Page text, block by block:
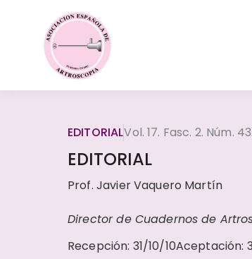
EDITORIALVol. 17. Fasc. 2. Núm.
EDITORIAL
Prof. Javier Vaquero Martín
Director de Cuadernos de
Recepción: 31/10/10Aceptación: